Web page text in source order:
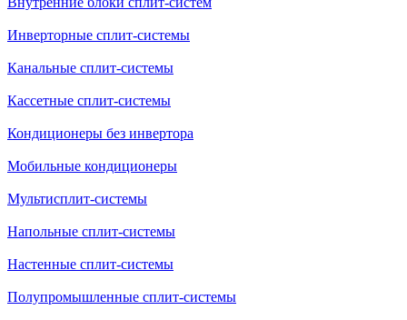
Инверторные сплит-системы
Канальные сплит-системы
Кассетные сплит-системы
Кондиционеры без инвертора
Мобильные кондиционеры
Мультисплит-системы
Напольные сплит-системы
Настенные сплит-системы
Полупромышленные сплит-системы